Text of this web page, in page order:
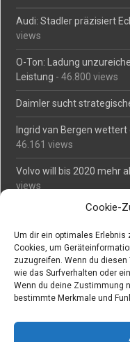
Cookie-
Um dir ein optimales Erlebnis
Cookies, um
zuzugreifen. Wenn du
wie das Surfverhalten oder
Wenn du deine Zustimmung
bestimmte Merkmale und
Audi: Stadler präzisiert
views
O-Ton: Ladung
Leistung - 46.800 views
Daimler sucht
Ingrid van Bergen
46.161 views
Volvo will bis 2020 mehr
views
Mäßiges Interesse an
O-Ton: Wer muss
zahlen?- 42.379 views
Kollegengespräch: Urteile
Suchen bei